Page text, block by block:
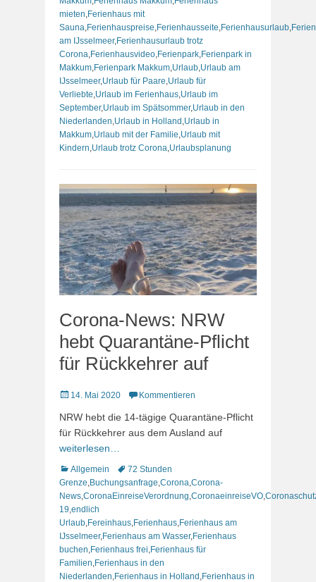
mieten,Ferienhaus mit
Sauna,Ferienhauspreise,Ferienhausseite,Ferienhausurlaub,
am IJsselmeer,Ferienhausurlaub trotz
Corona,Ferienhausvideo,Ferienpark,Ferienpark in
Makkum,Ferienpark Makkum,Urlaub,Urlaub am
IJsselmeer,Urlaub für Paare,Urlaub für
Verliebte,Urlaub im Ferienhaus,Urlaub im
September,Urlaub im Spätsommer,Urlaub in den
Niederlanden,Urlaub in Holland ,Urlaub in
Makkum,Urlaub mit der Familie,Urlaub mit
Kindern,Urlaub trotz Corona,Urlaubsplanung
Corona-News: NRW
hebt Quarantäne-Pflicht
für Rückkehrer auf
Veröffentlicht
14. Mai 2020 Kommentieren
NRW hebt die 14-tägige Quarantäne-Pflicht
für Rückkehrer aus dem Ausland auf
weiterlesen…
Kategorien
Allgemein Schlagworte
72 Stunden
Grenze Buchungsanfrage Corona Corona-
News CoronaEinreiseVerordnung CoronaeinreiseVO
19 endlich
Urlaub Fereinhaus Ferienhaus Ferienhaus am
IJsselmeer, Ferienhaus am Wasser, Ferienhaus
buchen Ferienhaus frei Ferienhaus für
Familien Ferienhaus in den
Niederlanden Ferienhaus in Holland Ferienhaus in